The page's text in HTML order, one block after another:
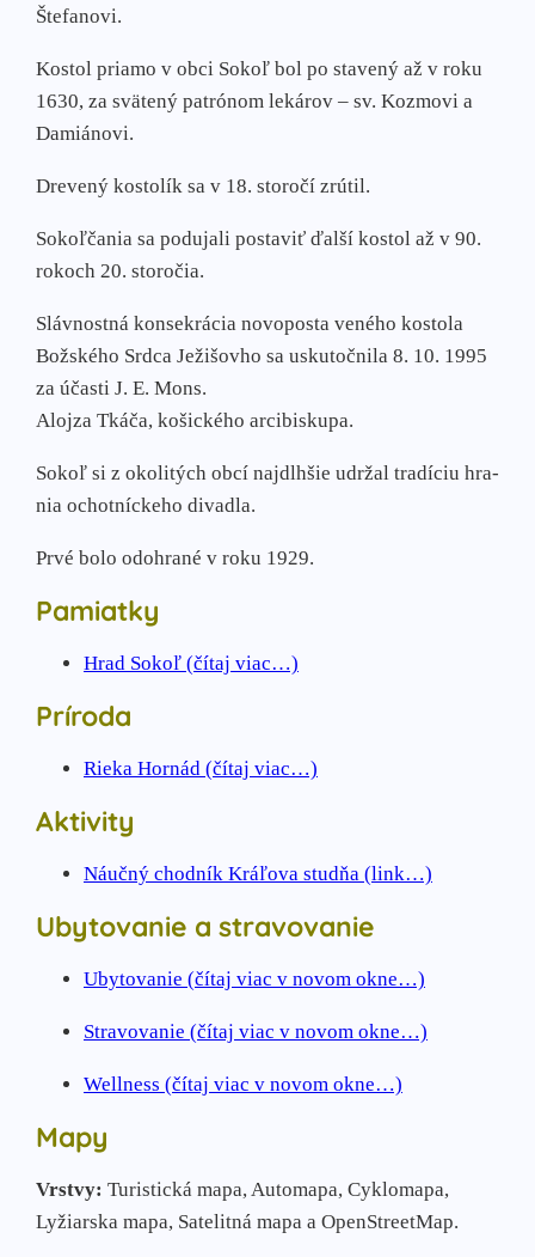
Štefanovi.
Kostol priamo v obci Sokoľ bol po­ stavený až v roku
1630, za­ svätený patrónom lekárov – sv. Kozmovi a
Damiánovi.
Drevený kostolík sa v 18. sto­ročí zrútil.
Sokoľčania sa podujali postaviť ďalší kostol až v 90.
rokoch 20. storočia.
Slávnostná konsekrácia novoposta­ veného kostola
Božského Srdca Ježišovho sa usku­točnila 8. 10. 1995
za účasti J. E. Mons.
Alojza Tkáča, ko­šického arcibiskupa.
Sokoľ si z okolitých obcí najdlhšie udržal tradíciu hra­
nia ochotníckeho divadla.
Prvé bolo odohrané v roku 1929.
Pamiatky
Hrad Sokoľ (čítaj viac…)
Príroda
Rieka Hornád (čítaj viac…)
Aktivity
Náučný chodník Kráľova studňa (link…)
Ubytovanie a stravovanie
Ubytovanie (čítaj viac v novom okne…)
Stravovanie (čítaj viac v novom okne…)
Wellness (čítaj viac v novom okne…)
Mapy
Vrstvy: Turistická mapa, Automapa, Cyklomapa,
Lyžiarska mapa, Satelitná mapa a OpenStreetMap.